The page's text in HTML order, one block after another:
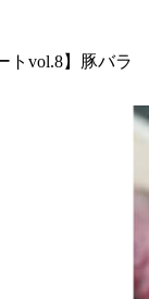
トvol.8】豚バラ